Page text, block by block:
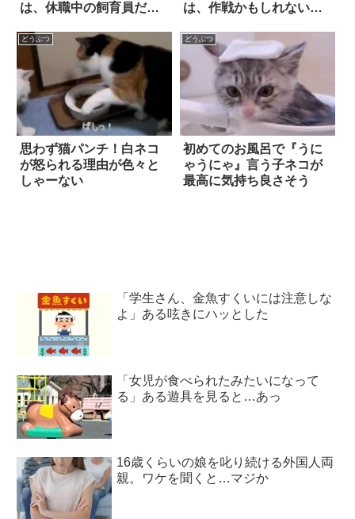
は、休職中の飼育員だっ
は、作戦かもしれない？
どうぶつ
思わず猫パンチ！白ネコ
が怒られる理由が色々と
しゃーない
どうぶつ
初めてのお風呂で『うに
ゃうにゃ』言う子ネコが
最高に気持ち良さそう
「学生さん、金魚すくいには注意しな
よ」ある呟きにハッとした
「女児が食べられたみたいになって
る」ある遊具を見ると…あっ
16歳くらいの娘を叱り続ける外国人両
親。ワケを聞くと…マジか